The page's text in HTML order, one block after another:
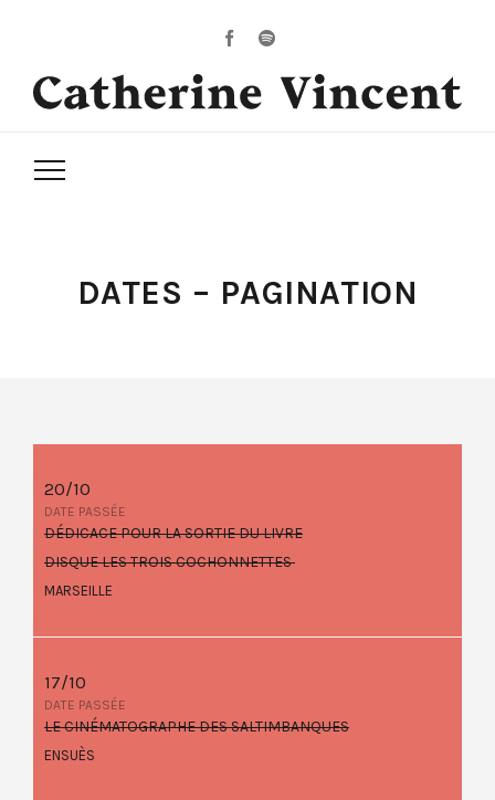
DATES – PAGINATION
20/10
DATE PASSÉE
DÉDICACE POUR LA SORTIE DU LIVRE
DISQUE LES TROIS COCHONNETTES
MARSEILLE
17/10
DATE PASSÉE
LE CINÉMATOGRAPHE DES SALTIMBANQUES
ENSUÈS